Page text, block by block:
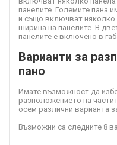
панелите. Големите пана
и също включват няколко
ширина на панелите. В
панелите е включено в
Варианти за
пано
Имате възможност да
разположението на
осем различни варианта
Възможни са следните 8